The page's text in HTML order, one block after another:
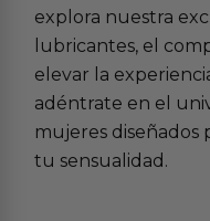
explora nuestra
lubricantes, el
elevar la
adéntrate en el
mujeres diseñados
tu sensualidad.